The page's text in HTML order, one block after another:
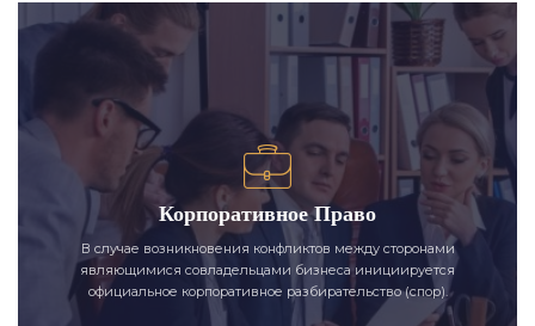
Корпоративное Право
В случае возникновения конфликтов между сторонами
являющимися совладельцами бизнеса инициируется
официальное корпоративное разбирательство (спор).